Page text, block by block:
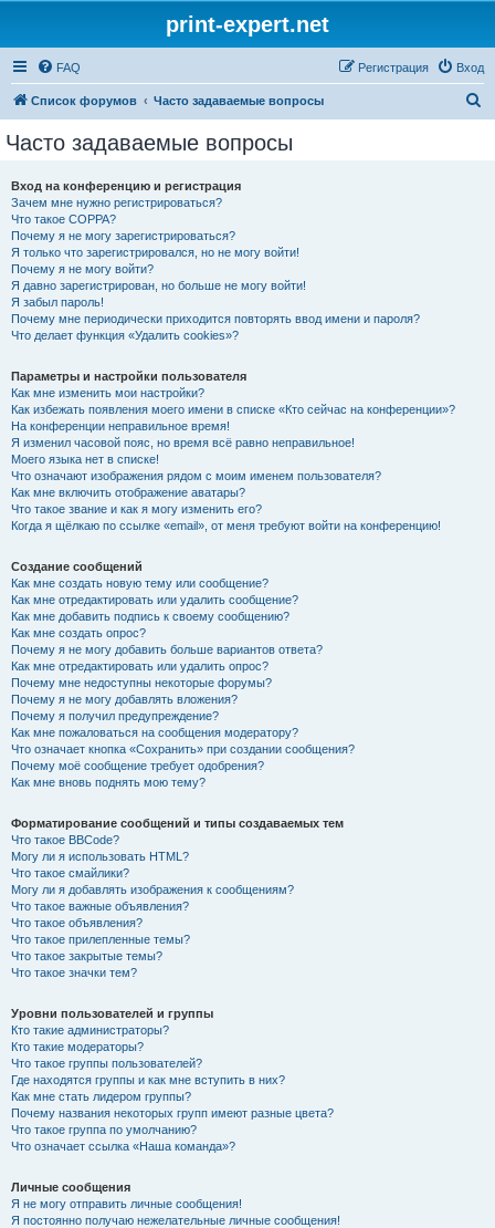
print-expert.net
FAQ Вход
Регистрация
Список форумов Часто задаваемые вопросы
Часто задаваемые вопросы
Вход на конференцию и регистрация
Зачем мне нужно регистрироваться?
Что такое COPPA?
Почему я не могу зарегистрироваться?
Я только что зарегистрировался, но не могу войти!
Почему я не могу войти?
Я давно зарегистрирован, но больше не могу войти!
Я забыл пароль!
Почему мне периодически приходится повторять ввод имени и пароля?
Что делает функция «Удалить cookies»?
Параметры и настройки пользователя
Как мне изменить мои настройки?
Как избежать появления моего имени в списке «Кто сейчас на конференции»?
На конференции неправильное время!
Я изменил часовой пояс, но время всё равно неправильное!
Моего языка нет в списке!
Что означают изображения рядом с моим именем пользователя?
Как мне включить отображение аватары?
Что такое звание и как я могу изменить его?
Когда я щёлкаю по ссылке «email», от меня требуют войти на конференцию!
Создание сообщений
Как мне создать новую тему или сообщение?
Как мне отредактировать или удалить сообщение?
Как мне добавить подпись к своему сообщению?
Как мне создать опрос?
Почему я не могу добавить больше вариантов ответа?
Как мне отредактировать или удалить опрос?
Почему мне недоступны некоторые форумы?
Почему я не могу добавлять вложения?
Почему я получил предупреждение?
Как мне пожаловаться на сообщения модератору?
Что означает кнопка «Сохранить» при создании сообщения?
Почему моё сообщение требует одобрения?
Как мне вновь поднять мою тему?
Форматирование сообщений и типы создаваемых тем
Что такое BBCode?
Могу ли я использовать HTML?
Что такое смайлики?
Могу ли я добавлять изображения к сообщениям?
Что такое важные объявления?
Что такое объявления?
Что такое прилепленные темы?
Что такое закрытые темы?
Что такое значки тем?
Уровни пользователей и группы
Кто такие администраторы?
Кто такие модераторы?
Что такое группы пользователей?
Где находятся группы и как мне вступить в них?
Как мне стать лидером группы?
Почему названия некоторых групп имеют разные цвета?
Что такое группа по умолчанию?
Что означает ссылка «Наша команда»?
Личные сообщения
Я не могу отправить личные сообщения!
Я постоянно получаю нежелательные личные сообщения!